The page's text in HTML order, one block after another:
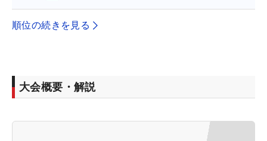
順位の続きを見る
大会概要・解説